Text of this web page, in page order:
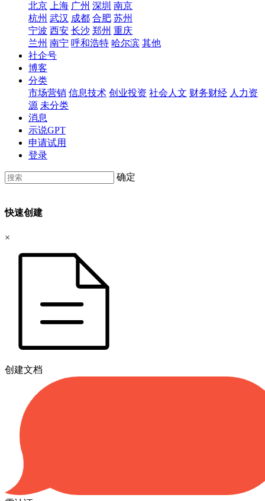
北京
上海 广州 深圳 南京
杭州 武汉 成都 合肥 苏州
宁波 西安 长沙 郑州 重庆
兰州 南宁 呼和浩特 哈尔滨 其他
社企号
博客
分类
市场营销 信息技术 创业投资 社会人文 财务财经 人力资
源 未分类
消息
示说GPT
申请试用
登录
确定
快速创建
×
创建文档